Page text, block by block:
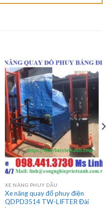
XE NÂNG PHUY DẦU
Xe nâng quay đổ phuy điện
QDPD3514 TW-LIFTER Đài